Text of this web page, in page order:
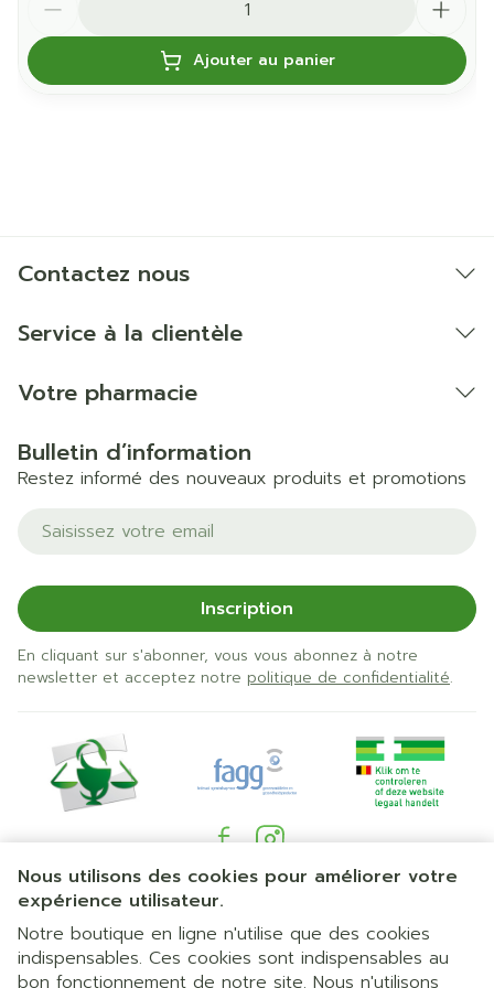
Nous utilisons des cookies pour améliorer votre
expérience utilisateur.
Notre boutique en ligne n'utilise que des cookies
indispensables. Ces cookies sont indispensables au
bon fonctionnement de notre site. Nous n'utilisons
Ajouter au panier
Contactez nous
Service à la clientèle
Votre pharmacie
Bulletin d’information
Restez informé des nouveaux produits et promotions
Adresse mail
Inscription
En cliquant sur s'abonner, vous vous abonnez à notre
newsletter et acceptez notre politique de confidentialité.
Liens légaux